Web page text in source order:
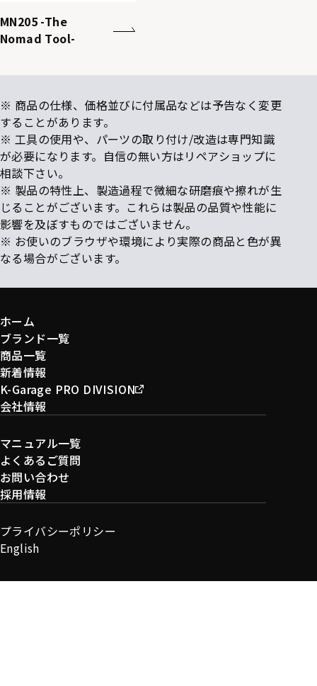
MN205 -The
Nomad Tool-
※ 商品の仕様、価格並びに付属品などは予告なく変更
することがあります。
※ 工具の使用や、パーツの取り付け/改造は専門知識
が必要になります。自信の無い方はリペアショップに
相談下さい。
※ 製品の特性上、製造過程で微細な研磨痕や擦れが生
じることがございます。これらは製品の品質や性能に
影響を及ぼすものではございません。
※ お使いのブラウザや環境により実際の商品と色が異
なる場合がございます。
ホーム
ブランド一覧
商品一覧
新着情報
K-Garage PRO DIVISION
会社情報
マニュアル一覧
よくあるご質問
お問い合わせ
採用情報
プライバシーポリシー
English